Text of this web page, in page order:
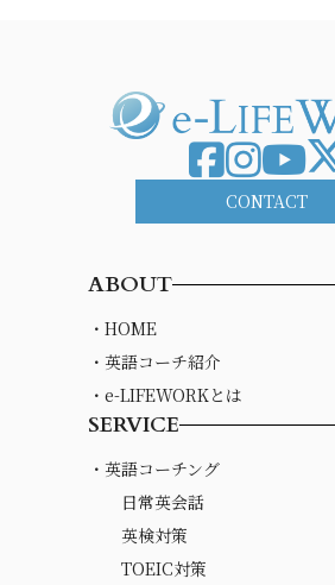
CONTACT
ABOUT
・HOME
・英語コーチ紹介
・e-LIFEWORKとは
SERVICE
・英語コーチング
日常英会話
英検対策
TOEIC対策